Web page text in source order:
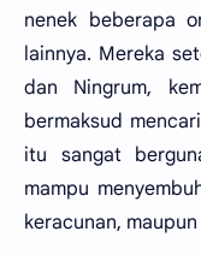
nenek beberapa
lainnya. Mereka
dan Ningrum,
bermaksud
itu sangat
mampu
keracunan,